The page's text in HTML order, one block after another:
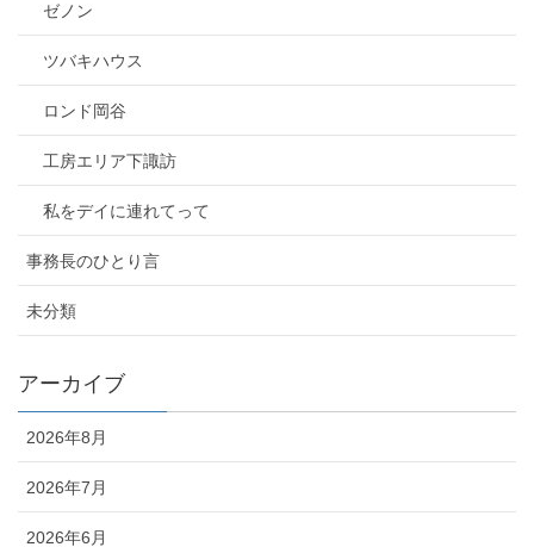
ゼノン
ツバキハウス
ロンド岡谷
工房エリア下諏訪
私をデイに連れてって
事務長のひとり言
未分類
アーカイブ
2026年8月
2026年7月
2026年6月